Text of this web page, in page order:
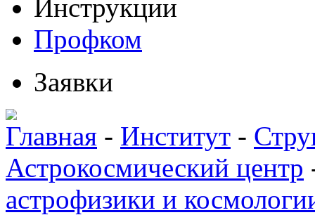
Инструкции
Профком
Заявки
Главная - Институт -
Астрокосмический центр
астрофизики и